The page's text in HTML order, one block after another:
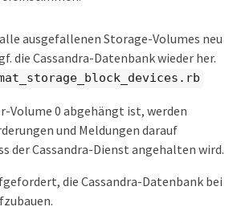
ausgefallenen Storage-Volumes neu
die Cassandra-Datenbank wieder her.
Volume 0 abgehängt ist, werden
und Meldungen darauf
der Cassandra-Dienst angehalten wird.
die Cassandra-Datenbank bei